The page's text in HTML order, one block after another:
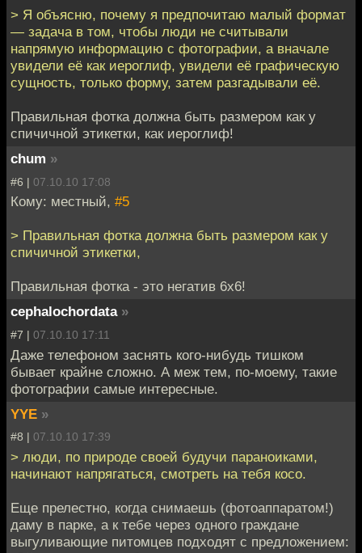
> Я объясню, почему я предпочитаю малый формат
— задача в том, чтобы люди не считывали
напрямую информацию с фотографии, а вначале
увидели её как иероглиф, увидели её графическую
сущность, только форму, затем разгадывали её.
Правильная фотка должна быть размером как у
спичичной этикетки, как иероглиф!
chum »
#6 | 07.10.10 17:08
Кому: местный, #5
> Правильная фотка должна быть размером как у
спичичной этикетки,
Правильная фотка - это негатив 6х6!
cephalochordata »
#7 | 07.10.10 17:11
Даже телефоном заснять кого-нибудь тишком
бывает крайне сложно. А меж тем, по-моему, такие
фотографии самые интересные.
YYE »
#8 | 07.10.10 17:39
> люди, по природе своей будучи параноиками,
начинают напрягаться, смотреть на тебя косо.
Еще прелестно, когда снимаешь (фотоаппаратом!)
даму в парке, а к тебе через одного граждане
выгуливающие питомцев подходят с предложением: